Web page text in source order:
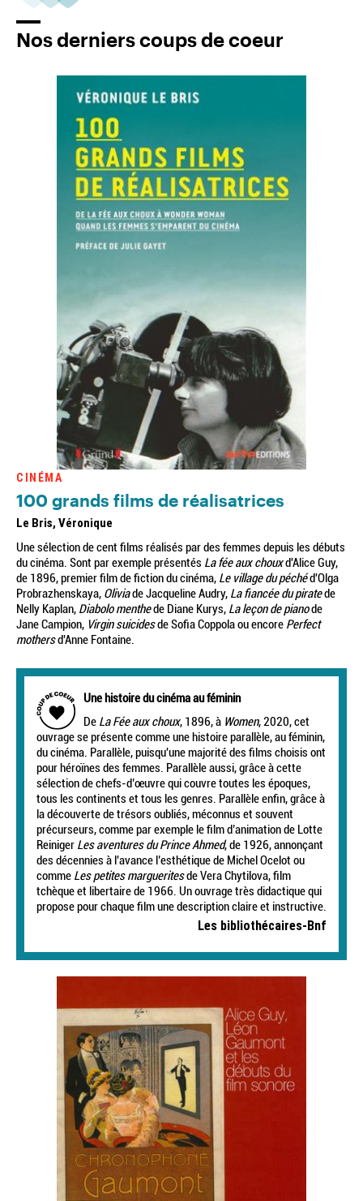
Nos derniers coups de coeur
CINÉMA
100 grands films de réalisatrices
Le Bris, Véronique
Une sélection de cent films réalisés par des femmes depuis les débuts
du cinéma. Sont par exemple présentés La fée aux chouxd'Alice Guy,
de 1896, premier film de fiction du cinéma, Le village du péchéd'Olga
Probrazhenskaya, Oliviade Jacqueline Audry, La fiancée du piratede
Nelly Kaplan, Diabolo menthede Diane Kurys, La leçon de pianode
Jane Campion, Virgin suicidesde Sofia Coppola ou encore Perfect
mothersd'Anne Fontaine.
Une histoire du cinéma au féminin
De La Fée aux choux, 1896, à Women, 2020, cet
ouvrage se présente comme une histoire parallèle, au féminin,
du cinéma. Parallèle, puisqu'une majorité des films choisis ont
pour héroïnes des femmes. Parallèle aussi, grâce à cette
sélection de chefs-d’œuvre qui couvre toutes les époques,
tous les continents et tous les genres. Parallèle enfin, grâce à
la découverte de trésors oubliés, méconnus et souvent
précurseurs, comme par exemple le film d’animation de Lotte
Reiniger Les aventures du Prince Ahmed, de 1926, annonçant
des décennies à l'avance l’esthétique de Michel Ocelot ou
comme Les petites margueritesde Vera Chytilova, film
tchèque et libertaire de 1966. Un ouvrage très didactique qui
propose pour chaque film une description claire et instructive.
Les bibliothécaires-Bnf